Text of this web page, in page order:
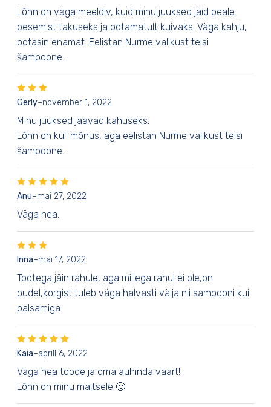
Lõhn on väga meeldiv, kuid minu juuksed jäid peale
pesemist takuseks ja ootamatult kuivaks. Väga kahju,
ootasin enamat. Eelistan Nurme valikust teisi
šampoone.
Gerly–november 1, 2022
Minu juuksed jäävad kahuseks.
Lõhn on küll mõnus, aga eelistan Nurme valikust teisi
šampoone.
Anu–mai 27, 2022
Väga hea.
Inna–mai 17, 2022
Tootega jäin rahule, aga millega rahul ei ole,on
pudel,korgist tuleb väga halvasti välja nii sampooni kui
palsamiga.
Kaia–aprill 6, 2022
Väga hea toode ja oma auhinda väärt!
Lõhn on minu maitsele 🙂